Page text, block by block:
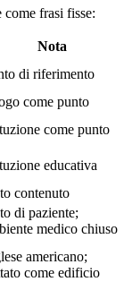
come frasi fisse:
Nota
di riferimento
come punto
come punto
educativa
contenuto
di paziente;
medico chiuso
americano;
come edificio